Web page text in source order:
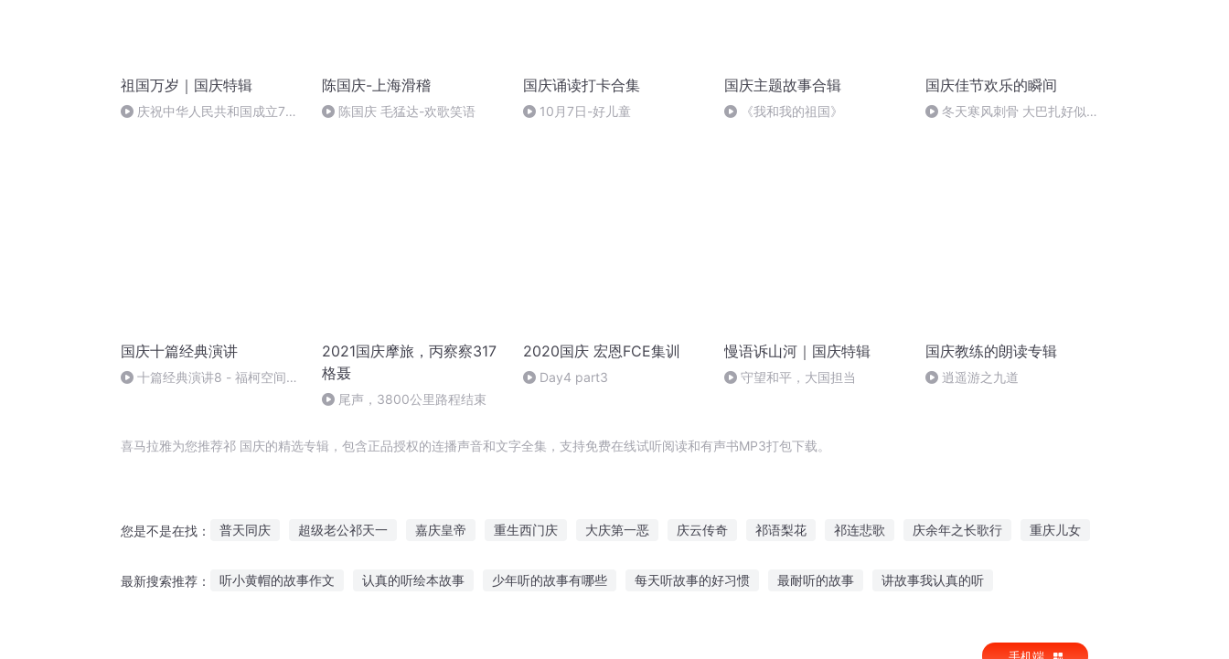
祖国万岁｜国庆特辑
庆祝中华人民共和国成立73
陈国庆-上海滑稽
陈国庆 毛猛达-欢歌笑语
国庆诵读打卡合集
10月7日-好儿童
国庆主题故事合辑
《我和我的祖国》
国庆佳节欢乐的瞬间
冬天寒风刺骨 大巴扎好似温
国庆十篇经典演讲
十篇经典演讲8 - 福柯空间回
2021国庆摩旅，丙察察317
格聂
尾声，3800公里路程结束
2020国庆 宏恩FCE集训
Day4 part3
慢语诉山河｜国庆特辑
守望和平，大国担当
国庆教练的朗读专辑
逍遥游之九道
喜马拉雅为您推荐祁 国庆的精选专辑，包含正品授权的连播声音和文字全集，支持免费在线试听阅读和有声书MP3打包下载。
您是不是在找： 普天同庆 超级老公祁天一 嘉庆皇帝 重生西门庆 大庆第一恶 庆云传奇 祁语梨花 祁连悲歌 庆余年之长歌行 重庆儿女
最新搜索推荐： 听小黄帽的故事作文 认真的听绘本故事 少年听的故事有哪些 每天听故事的好习惯 最耐听的故事 讲故事我认真的听